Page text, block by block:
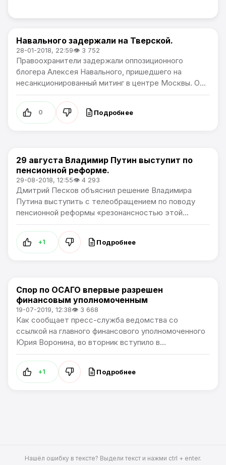
В России
Навального задержали на Тверской.
28-01-2018, 22:59👁 3 752
Правоохранители задержали оппозиционного
блогера Алексея Навального, пришедшего на
несанкционированный митинг в центре Москвы. О...
0 Подробнее
В России
29 августа Владимир Путин выступит по
пенсионной реформе.
29-08-2018, 12:55👁 4 293
Дмитрий Песков объяснил решение Владимира
Путина выступить с телеобращением по поводу
пенсионной реформы «резонансностью этой...
+1 Подробнее
В России
Спор по ОСАГО впервые разрешен
финансовым уполномоченным
19-07-2019, 12:38👁 3 668
Как сообщает пресс-служба ведомства со
ссылкой на главного финансового уполномоченного
Юрия Воронина, во вторник вступило в...
+1 Подробнее
Нашёл ошибку в тексте? Выдели текст и нажми ctrl + enter.